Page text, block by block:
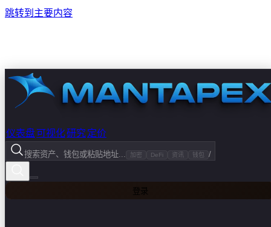
跳转到主要内容
仪表盘可视化研究定价
搜索资产、钱包或粘贴地址... 加密 DeFi 资讯 钱包 /
登录